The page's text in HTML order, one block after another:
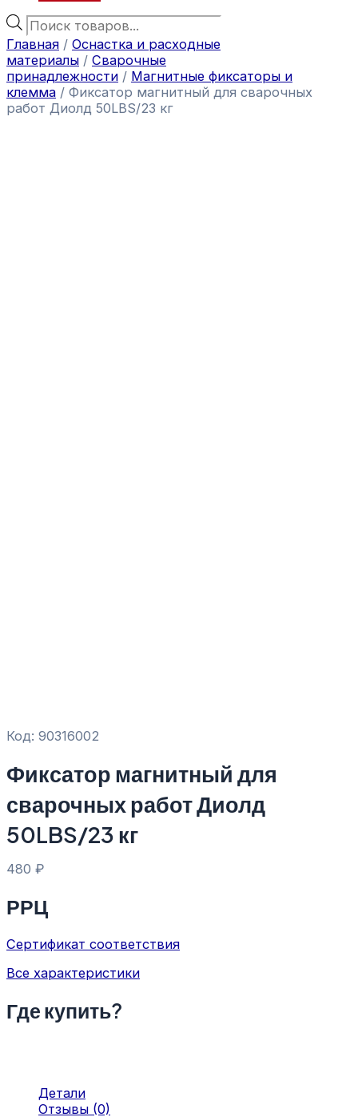
Главная / Оснастка и расходные
материалы / Сварочные
принадлежности / Магнитные фиксаторы и
клемма / Фиксатор магнитный для сварочных
работ Диолд 50LBS/23 кг
Код: 90316002
Фиксатор магнитный для
сварочных работ Диолд
50LBS/23 кг
480 ₽
РРЦ
Сертификат соответствия
Все характеристики
Где купить?
Детали
Отзывы (0)